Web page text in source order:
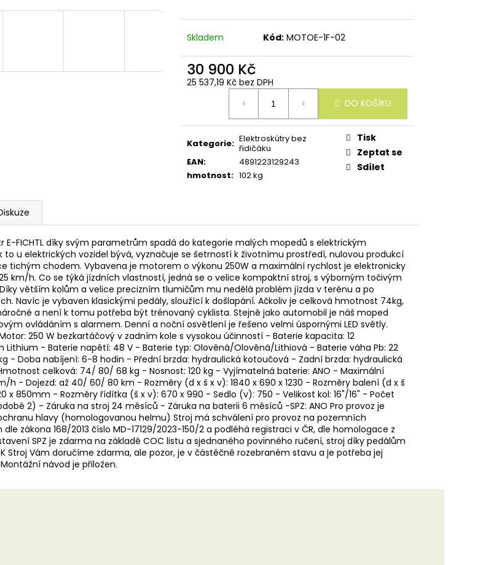
Skladem Kód: MOTOE-1F-02
30 900 Kč
25 537,19 Kč bez DPH
DO KOŠÍKU
Kategorie: Elektroskútry bez
řidičáku
EAN:
4891223129243
hmotnost: 102 kg
Tisk
Zeptat se
Sdílet
E-FICHTL díky svým parametrům spadá do kategorie malých mopedů s elektrickým
to u elektrických vozidel bývá, vyznačuje se šetrností k životnímu prostředí, nulovou produkcí
tichým chodem. Vybavena je motorem o výkonu 250W a maximální rychlost je elektronicky
km/h. Co se týká jízdních vlastností, jedná se o velice kompaktní stroj, s výborným točivým
větším kolům a velice precizním tlumičům mu nedělá problém jízda v terénu a po
Navíc je vybaven klasickými pedály, sloužící k došlapání. Ačkoliv je celková hmotnost 74kg,
a není k tomu potřeba být trénovaný cyklista. Stejně jako automobil je náš moped
ovládáním s alarmem. Denní a noční osvětlení je řešeno velmi úspornými LED světly.
250 W bezkartáčový v zadním kole s vysokou účinností - Baterie kapacita: 12
Lithium - Baterie napětí: 48 V - Baterie typ: Olověná/Olověná/Lithiová - Baterie váha Pb: 22
- Doba nabíjení: 6-8 hodin - Přední brzda: hydraulická kotoučová - Zadní brzda: hydraulická
celková: 74/ 80/ 68 kg - Nosnost: 120 kg - Vyjímatelná baterie: ANO - Maximální
h - Dojezd: až 40/ 60/ 80 km - Rozměry (d x š x v): 1840 x 690 x 1230 - Rozměry balení (d x š
x 850mm - Rozměry řídítka (š x v): 670 x 990 - Sedlo (v): 750 - Velikost kol: 16"/16" - Počet
2) - Záruka na stroj 24 měsíců - Záruka na baterii 6 měsíců -SPZ: ANO Pro provoz je
hlavy (homologovanou helmu) Stroj má schválení pro provoz na pozemních
zákona 168/2013 číslo MD-17129/2023-150/2 a podléhá registraci v ČR, dle homologace z
SPZ je zdarma na základě COC listu a sjednaného povinného ručení, stroj díky pedálům
Stroj Vám doručíme zdarma, ale pozor, je v částěčně rozebraném stavu a je potřeba jej
návod je přiložen.